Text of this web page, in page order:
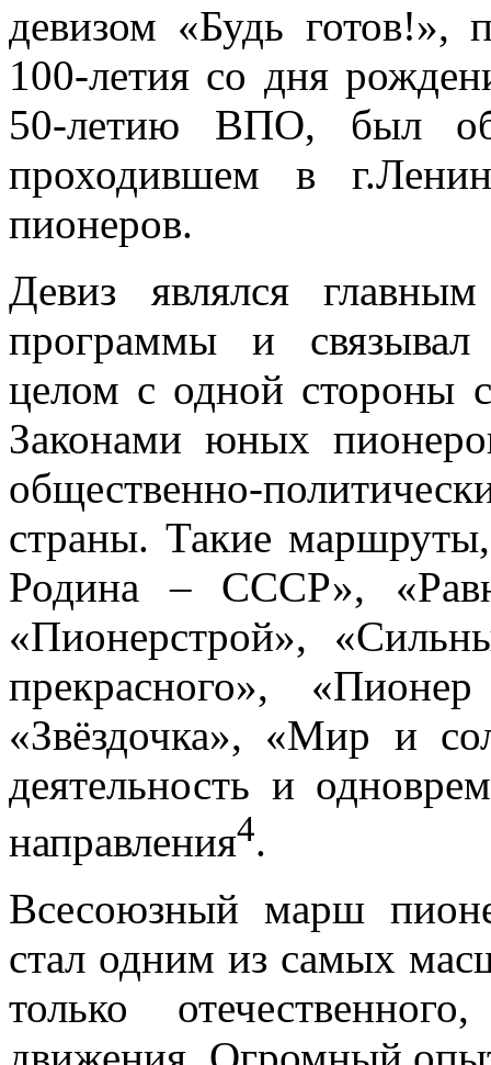
девизом «Будь готов!»,
100-летия со дня
50-летию ВПО, был
проходившем в
пионеров.
Девиз являлся
программы и связывал
целом с одной стороны
Законами юных
общественно-
страны. Такие
Родина – СССР»,
«Пионерстрой»,
прекрасного»,
«Звёздочка», «Мир и
деятельность и
направления4.
Всесоюзный марш
стал одним из самых
только